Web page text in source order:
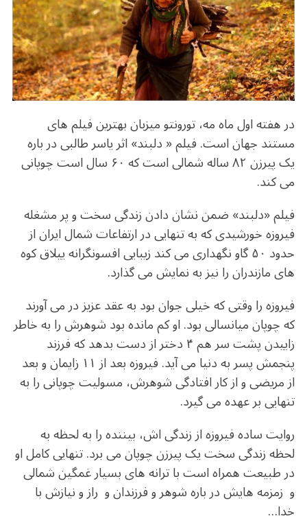
o
o
k
m p
p
در هفته اول ماه مه، تورونتو میزبان بهترین فیلم های
مستند جهان است. فیلم « دلبند» اثر یاسر طالبی در باره
یک پیرزن ۸۲ ساله شمالی است که ۶۰ سال است چوپانی
می کند.
فیلم «دلبند» ضمن نشان دادن زندگی سخت و پر مشغله
فیروزه خورشیدی که به تنهایی در ارتفاعات شمال ایران از
حدود ۵۰ گاو نگهداری می کند زیبایی افسونگرانه ییلاق کوه
های مازندران را نیز به نمایش می گذارد.
فیروزه را وقتی که خیلی جوان بود به عقد عزیز در می آورند
که چوپان میانسالی بود. او کم مانده بود شوهرش را به خاطر
زاییدن پشت سر هم ۴ دختر از دست بدهد که فرزند
پنجمش پسر به دنیا می آید. فیروزه بعد از ۱۱ زایمان و بعد
از مریضی و از کار افتادگی شوهرش، مسولیت چوپانی را به
تنهایی بر عهده می گیرد.
روایت ساده فیروزه از زندگی اش، بیننده را به لحظه به
لحظه زندگی سخت یک پیرزن چوپان می برد. تنهایی کامل او
در طبیعت همراه است با ترانه های بسیار غمگین شمالی
و زمزمه هایش در باره شوهر و فرزندان و راز و نیازش با
خدا…